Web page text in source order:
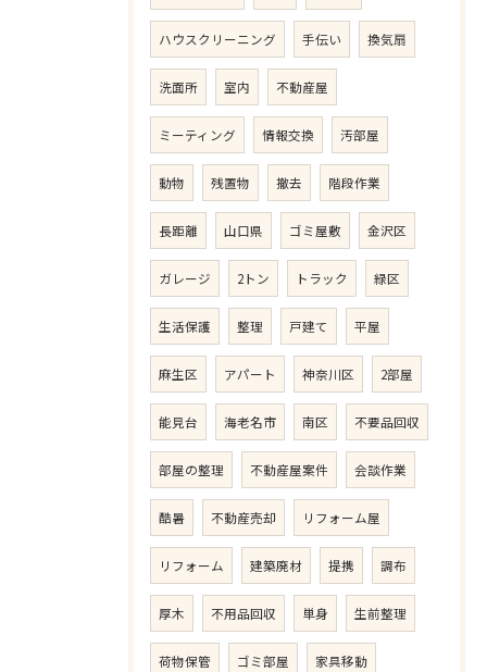
ハウスクリーニング 手伝い 換気扇
洗面所 室内 不動産屋
ミーティング 情報交換 汚部屋
動物 残置物 撤去 階段作業
長距離 山口県 ゴミ屋敷 金沢区
ガレージ 2トン トラック 緑区
生活保護 整理 戸建て 平屋
麻生区 アパート 神奈川区 2部屋
能見台 海老名市 南区 不要品回収
部屋の整理 不動産屋案件 会談作業
酷暑 不動産売却 リフォーム屋
リフォーム 建築廃材 提携 調布
厚木 不用品回収 単身 生前整理
荷物保管 ゴミ部屋 家具移動